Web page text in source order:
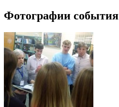
Фотографии события